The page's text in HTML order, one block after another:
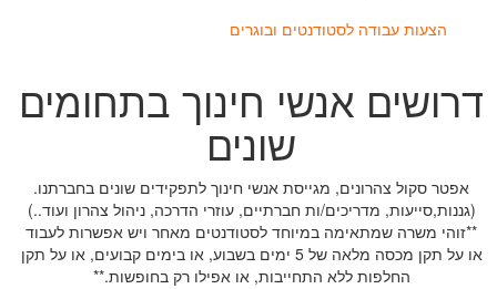
הצעות עבודה לסטודנטים ובוגרים
דרושים אנשי חינוך בתחומים
שונים
אפטר סקול צהרונים, מגייסת אנשי חינוך לתפקידים שונים בחברתנו.
(גננות,סייעות, מדריכים/ות חברתיים, עוזרי הדרכה, ניהול צהרון ועוד..)
**זוהי משרה שמתאימה במיוחד לסטודנטים מאחר ויש אפשרות לעבוד
או על תקן מכסה מלאה של 5 ימים בשבוע, או בימים קבועים, או על תקן
החלפות ללא התחייבות, או אפילו רק בחופשות.**